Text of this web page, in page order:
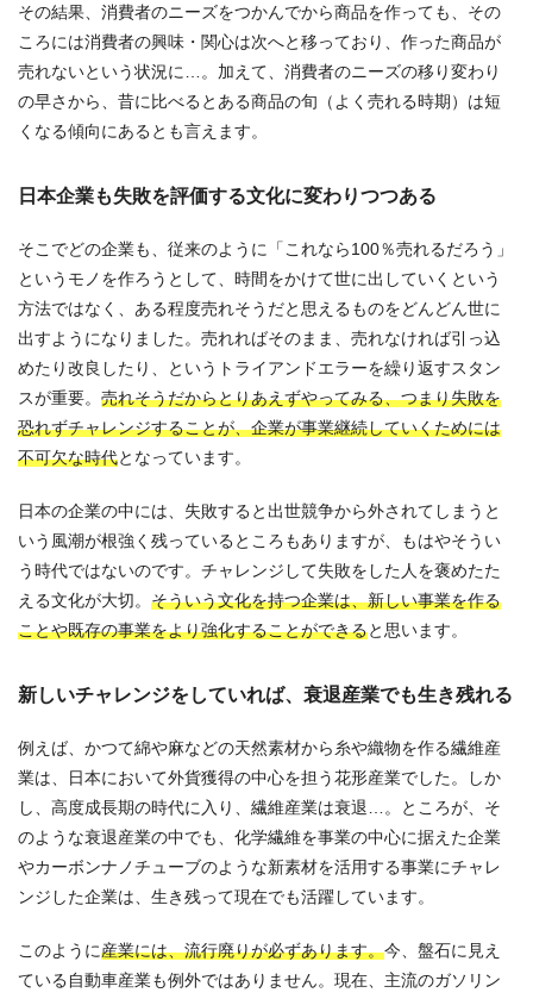
その結果、消費者のニーズをつかんでから商品を作っても、その
ころには消費者の興味・関心は次へと移っており、作った商品が
売れないという状況に…。加えて、消費者のニーズの移り変わり
の早さから、昔に比べるとある商品の旬（よく売れる時期）は短
くなる傾向にあるとも言えます。
日本企業も失敗を評価する文化に変わりつつある
そこでどの企業も、従来のように「これなら100％売れるだろう」
というモノを作ろうとして、時間をかけて世に出していくという
方法ではなく、ある程度売れそうだと思えるものをどんどん世に
出すようになりました。売れればそのまま、売れなければ引っ込
めたり改良したり、というトライアンドエラーを繰り返すスタン
スが重要。 売れそうだからとりあえずやってみる、つまり失敗を
恐れずチャレンジすることが、企業が事業継続していくためには
不可欠な時代となっています。
日本の企業の中には、失敗すると出世競争から外されてしまうと
いう風潮が根強く残っているところもありますが、もはやそうい
う時代ではないのです。チャレンジして失敗をした人を褒めたた
える文化が大切。 そういう文化を持つ企業は、新しい事業を作る
ことや既存の事業をより強化することができると思います。
新しいチャレンジをしていれば、衰退産業でも生き残れる
例えば、かつて綿や麻などの天然素材から糸や織物を作る繊維産
業は、日本において外貨獲得の中心を担う花形産業でした。しか
し、高度成長期の時代に入り、繊維産業は衰退…。ところが、そ
のような衰退産業の中でも、化学繊維を事業の中心に据えた企業
やカーボンナノチューブのような新素材を活用する事業にチャレ
ンジした企業は、生き残って現在でも活躍しています。
このように産業には、流行廃りが必ずあります。今、盤石に見え
ている自動車産業も例外ではありません。現在、主流のガソリン